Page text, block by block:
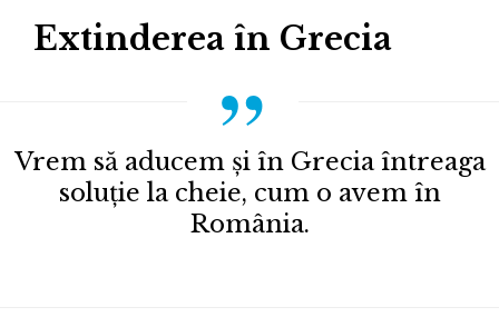
Extinderea în Grecia
Vrem să aducem și în Grecia întreaga
soluție la cheie, cum o avem în
România.